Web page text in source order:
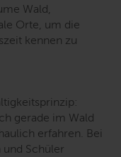
Wald,
Orte, um die
kennen zu
gerade im Wald
erfahren. Bei
Schüler